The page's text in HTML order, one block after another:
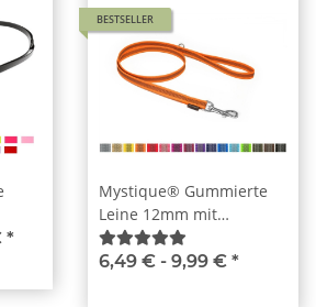
*
BESTSELLER
Mystique® Gummierte
Leine 12mm mit
Handschlaufe Standard
Karabiner
6,49 € - 9,99 € *